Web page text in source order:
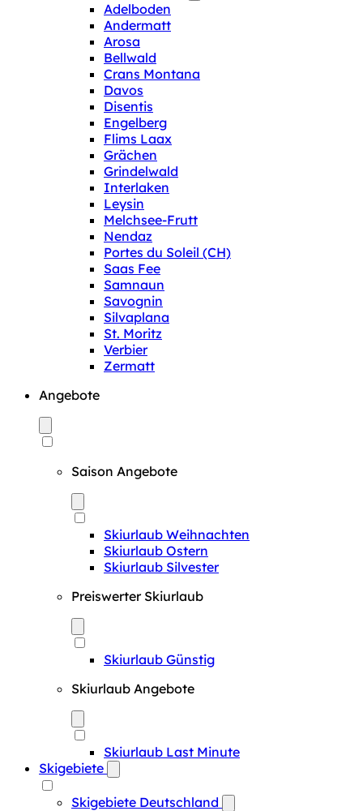
Adelboden
Andermatt
Arosa
Bellwald
Crans Montana
Davos
Disentis
Engelberg
Flims Laax
Grächen
Grindelwald
Interlaken
Leysin
Melchsee-Frutt
Nendaz
Portes du Soleil (CH)
Saas Fee
Samnaun
Savognin
Silvaplana
St. Moritz
Verbier
Zermatt
Angebote
Saison Angebote
Skiurlaub Weihnachten
Skiurlaub Ostern
Skiurlaub Silvester
Preiswerter Skiurlaub
Skiurlaub Günstig
Skiurlaub Angebote
Skiurlaub Last Minute
Skigebiete
Skigebiete Deutschland